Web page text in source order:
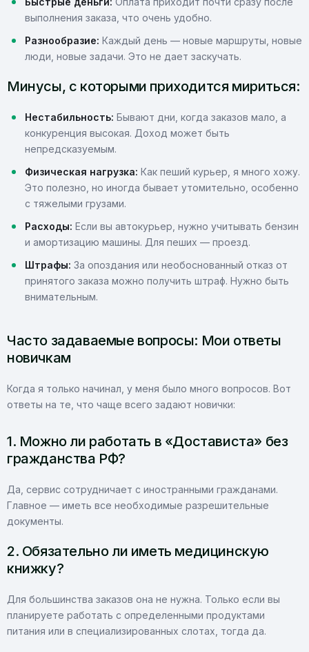
выполнения заказа, что очень удобно.
Разнообразие: Каждый день — новые маршруты, новые
люди, новые задачи. Это не дает заскучать.
Минусы, с которыми приходится мириться:
Нестабильность: Бывают дни, когда заказов мало, а
конкуренция высокая. Доход может быть
непредсказуемым.
Физическая нагрузка: Как пеший курьер, я много хожу.
Это полезно, но иногда бывает утомительно, особенно
с тяжелыми грузами.
Расходы: Если вы автокурьер, нужно учитывать бензин
и амортизацию машины. Для пеших — проезд.
Штрафы: За опоздания или необоснованный отказ от
принятого заказа можно получить штраф. Нужно быть
внимательным.
Часто задаваемые вопросы: Мои ответы
новичкам
Когда я только начинал, у меня было много вопросов. Вот
ответы на те, что чаще всего задают новички:
1. Можно ли работать в «Достависта» без
гражданства РФ?
Да, сервис сотрудничает с иностранными гражданами.
Главное — иметь все необходимые разрешительные
документы.
2. Обязательно ли иметь медицинскую
книжку?
Для большинства заказов она не нужна. Только если вы
планируете работать с определенными продуктами
питания или в специализированных слотах, тогда да.